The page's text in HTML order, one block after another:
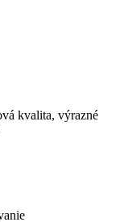
kvalita, výrazné